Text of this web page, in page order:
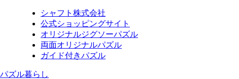
シャフト株式会社
公式ショッピングサイト
オリジナルジグソーパズル
両面オリジナルパズル
ガイド付きパズル
パズル暮らし